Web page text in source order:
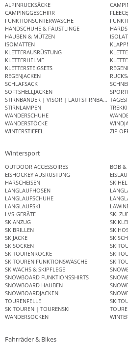
ALPINRUCKSÄCKE
CAMPINGGESCHIRR
FUNKTIONSUNTERWÄSCHE
HANDSCHUHE & FÄUSTLINGE
HAUBEN & MÜTZEN
ISOMATTEN
KLETTERAUSRÜSTUNG
KLETTERHELME
KLETTERSTEIGSETS
REGENJACKEN
SCHLAFSACK
SOFTSHELLJACKEN
STIRNBÄNDER | VISOR | LAUFSTIRNBAND
STIRNLAMPEN
WANDERSCHUHE
WANDERSTÖCKE
WINTERSTIEFEL
ZIP
Wintersport
OUTDOOR ACCESSOIRES
BOB &
EISHOCKEY AUSRÜSTUNG
HARSCHEISEN
LANGLAUFHOSEN
LANGLAUFSCHUHE
LANGLAUFSKI
LVS-GERÄTE
SKI
SKIANZUG
SKIBRILLEN
SKIJACKE
SKISOCKEN
SKITOURENRÖCKE
SKITOUREN FUNKTIONSWÄSCHE
SKIWACHS & SKIPFLEGE
SNOWBOARD FUNKTIONSSHIRTS
SNOWBOARD HAUBEN
SNOWBOARDJACKEN
TOURENFELLE
SKITOUREN | TOURENSKI
WANDERSOCKEN
Fahrräder & Bikes